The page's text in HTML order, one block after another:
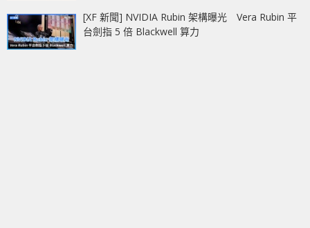
[XF 新聞] NVIDIA Rubin 架構曝光 Vera Rubin 平
台劍指 5 倍 Blackwell 算力